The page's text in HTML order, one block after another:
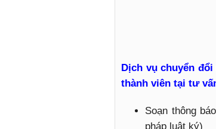
Dịch vụ chuyển
thành viên tại tư
Soạn thông
pháp luật ký)